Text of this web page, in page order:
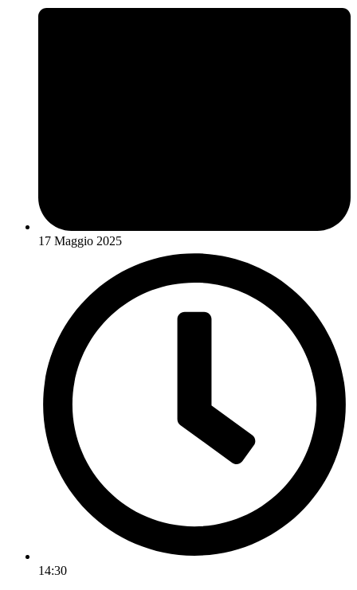
17 Maggio 2025
14:30